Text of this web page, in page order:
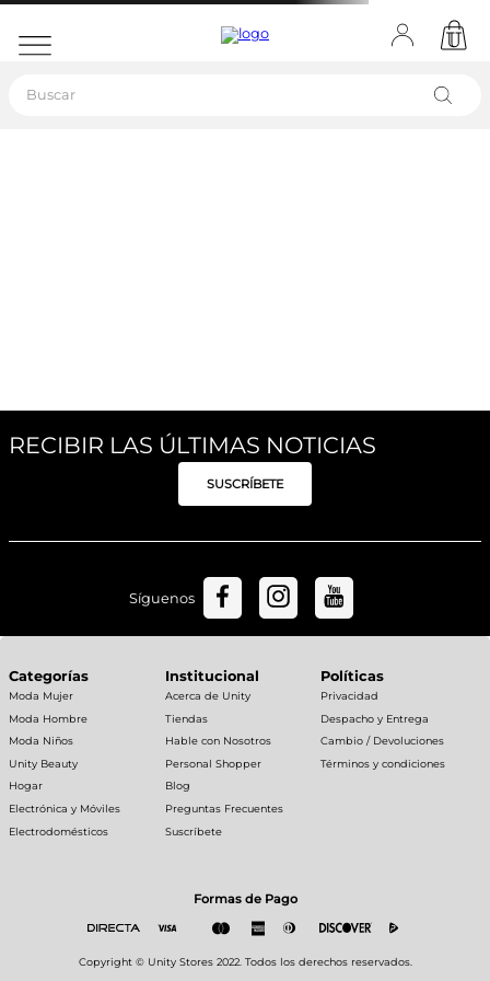
RECIBIR LAS ÚLTIMAS NOTICIAS
SUSCRÍBETE
Síguenos
Categorías
Moda Mujer
Moda Hombre
Moda Niños
Unity Beauty
Hogar
Electrónica y Móviles
Electrodomésticos
Institucional
Acerca de Unity
Tiendas
Hable con Nosotros
Personal Shopper
Blog
Preguntas Frecuentes
Suscríbete
Políticas
Privacidad
Despacho y Entrega
Cambio / Devoluciones
Términos y condiciones
Formas de Pago
Copyright © Unity Stores 2022. Todos los derechos reservados.